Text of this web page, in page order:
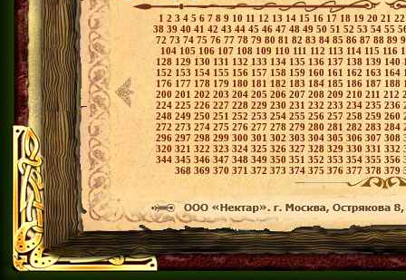
1 2 3 4 5 6 7 8 9 10 11 12 13 14 15 16 17 18 19 20 21
38 39 40 41 42 43 44 45 46 47 48 49 50 51 52 53 54 55
72 73 74 75 76 77 78 79 80 81 82 83 84 8586 87 88 89
104 105 106 107 108 109 110 111 112 113 114 115 116
128 129 130 131 132 133 134 135 136 137 138 139 140
152 153 154 155 156 157 158 159 160 161 162 163 164
176 177 178 179 180 181182 183 184 185 186 187 188
200 201 202 203 204 205 206 207 208 209 210 211 212
224 225 226 227 228 229 230 231 232 233 234 235 236
248 249 250 251 252 253 254 255 256 257 258 259 260
272 273 274 275 276 277 278 279 280 281 282 283 284
296 297 298 299 300 301 302 303 304 305 306 307 308
320 321 322 323 324 325 326 327 328 329 330 331 332
344 345 346 347 348 349 350 351 352 353 354 355 356
368 369 370 371 372 373 374 375 376 377 378 379